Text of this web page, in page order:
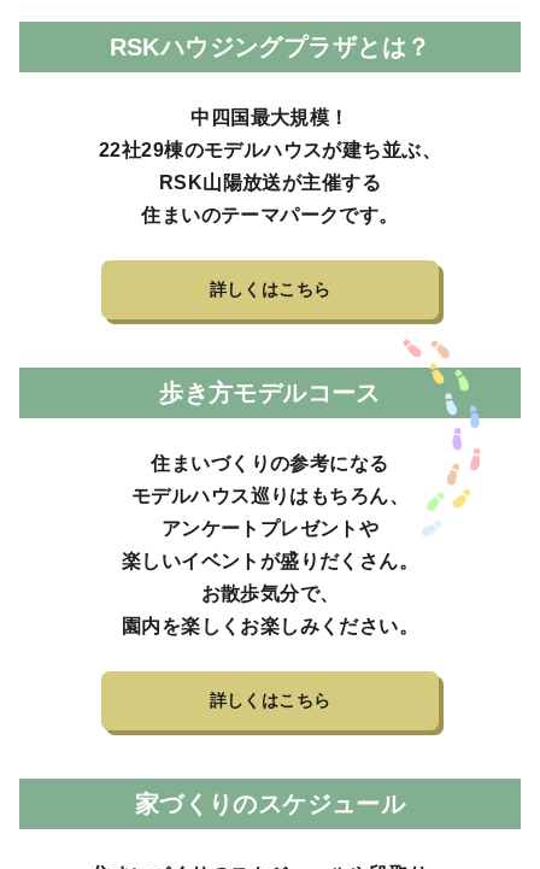
RSKハウジングプラザとは？
中四国最大規模！
22社29棟のモデルハウスが建ち並ぶ、
RSK山陽放送が主催する
住まいのテーマパークです。
詳しくはこちら
歩き方モデルコース
住まいづくりの参考になる
モデルハウス巡りはもちろん、
アンケートプレゼントや
楽しいイベントが盛りだくさん。
お散歩気分で、
園内を楽しくお楽しみください。
詳しくはこちら
家づくりのスケジュール